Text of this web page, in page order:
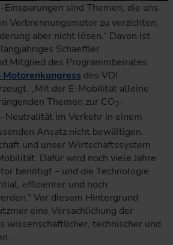
-Einsparungen sind Themen, die uns
Verbrennungsmotor zu verzichten,
aber nicht lösen.“ Davon ist
Schaeffler
Mitglied des Programmbeirates
des VDI
„Mit der E-Mobilität alleine
Themen zur CO2-
-Neutralität im Verkehr in einem
Ansatz nicht bewältigen.
und unser Wirtschaftssystem
Dafür wird noch viele Jahre
benötigt – und die Technologie
effizienter und noch
Vor diesem Hintergrund
eine Versachlichung der
wissenschaftlicher, technischer und